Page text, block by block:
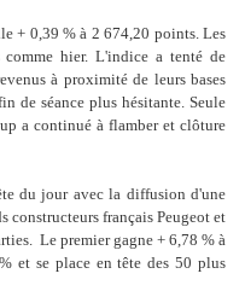
+ 0,39 % à 2 674,20 points. Les
comme hier. L'indice a tenté de
à proximité de leurs bases
de séance plus hésitante. Seule
a continué à flamber et clôture
du jour avec la diffusion d'une
constructeurs français Peugeot et
Le premier gagne + 6,78 % à
et se place en tête des 50 plus